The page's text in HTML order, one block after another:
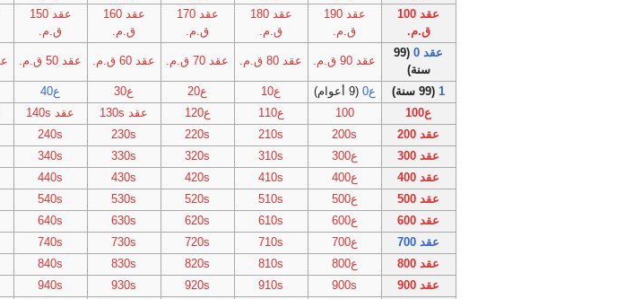
عقد 100
ق.م.
عقد 190
ق.م.
عقد 180
ق.م.
عقد 170
ق.م.
عقد 160
ق.م.
عقد 150
ق.م.
عقد 0
(99
سنة)
عقد 90 ق.م. عقد 80 ق.م. عقد 70 ق.م. عقد 60 ق.م. عقد 50 ق.م.
1 (99 سنة) ع0 (9 أعوام) ع10 ع20 ع30 ع40
ع100
100 ع110 ع120 عقد 130s عقد 140s
عقد 200
200s
210s
220s
230s
240s
عقد 300
ع300 310s
320s
330s
340s
عقد 400
ع400 410s
420s
430s
440s
عقد 500
ع500 510s
520s
530s
540s
عقد 600
ع600 610s
620s
630s
640s
عقد 700
ع700 710s
720s
730s
740s
عقد 800
ع800 810s
820s
830s
840s
عقد 900
900s
910s
920s
930s
940s